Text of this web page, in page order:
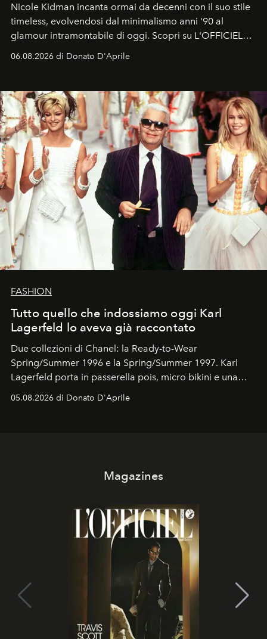
Nicole Kidman incanta ormai da decenni con il suo stile
timeless, evolvendosi dal minimalismo anni '90 al
glamour intramontabile di oggi. Scopri su L'OFFICIEL
06.08.2026 di Donato D'Aprile
FASHION
Tutto quello che indossiamo oggi Karl
Lagerfeld lo aveva già raccontato
Due collezioni di Chanel: la Ready-to-Wear
Spring/Summer 1996 e la Spring/Summer 1997. Karl
Lagerfeld porta in passerella pois, micro bikini e una
Kate, Claudia e Carla una dietro l'altra. Trent'anni dopo,
05.08.2026 di Donato D'Aprile
Magazines